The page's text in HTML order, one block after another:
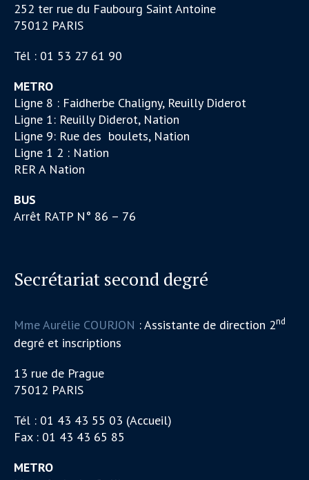
252 ter rue du Faubourg Saint Antoine
75012 PARIS
Tél : 01 53 27 61 90
METRO
Ligne 8 : Faidherbe Chaligny, Reuilly Diderot
Ligne 1: Reuilly Diderot, Nation
Ligne 9: Rue des boulets, Nation
Ligne 1 2 : Nation
RER A Nation
BUS
Arrêt RATP N° 86 – 76
Secrétariat second degré
Mme Aurélie COURJON : Assistante de direction 2nd
degré et inscriptions
13 rue de Prague
75012 PARIS
Tél : 01 43 43 55 03 (Accueil)
Fax : 01 43 43 65 85
METRO